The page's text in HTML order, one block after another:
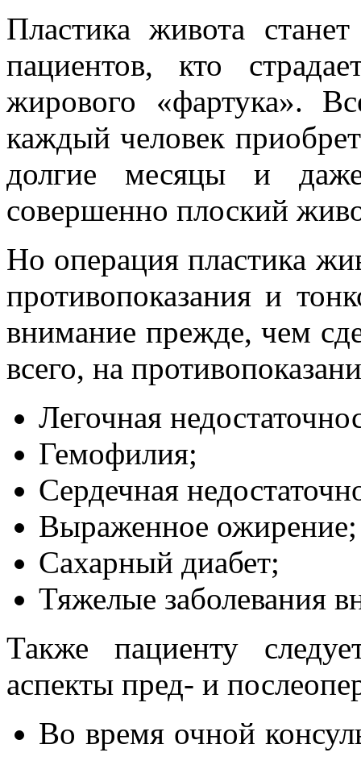
Пластика живота
пациентов, кто
жирового «фартука».
каждый человек
долгие месяцы и
совершенно плоский
Но операция пластика
противопоказания и
внимание прежде, чем
всего, на
Легочная
Гемофилия;
Сердечная
Выраженное ожирение;
Сахарный диабет;
Тяжелые заболевания
Также пациенту
аспекты пред- и
Во время очной